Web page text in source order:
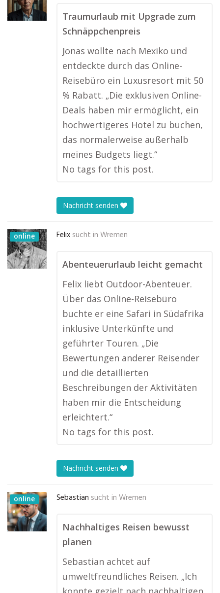
Traumurlaub mit Upgrade zum
Schnäppchenpreis
Jonas wollte nach Mexiko und
entdeckte durch das Online-
Reisebüro ein Luxusresort mit 50
% Rabatt. „Die exklusiven Online-
Deals haben mir ermöglicht, ein
hochwertigeres Hotel zu buchen,
das normalerweise außerhalb
meines Budgets liegt.“
No tags for this post.
Nachricht senden
online Felix sucht in Wremen
Abenteuerurlaub leicht gemacht
Felix liebt Outdoor-Abenteuer.
Über das Online-Reisebüro
buchte er eine Safari in Südafrika
inklusive Unterkünfte und
geführter Touren. „Die
Bewertungen anderer Reisender
und die detaillierten
Beschreibungen der Aktivitäten
haben mir die Entscheidung
erleichtert.“
No tags for this post.
Nachricht senden
online Sebastian sucht in Wremen
Nachhaltiges Reisen bewusst
planen
Sebastian achtet auf
umweltfreundliches Reisen. „Ich